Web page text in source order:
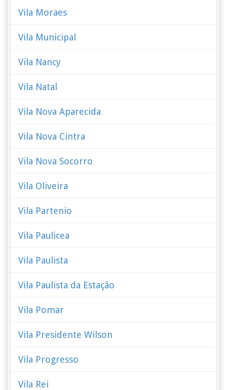
Vila Moraes
Vila Municipal
Vila Nancy
Vila Natal
Vila Nova Aparecida
Vila Nova Cintra
Vila Nova Socorro
Vila Oliveira
Vila Partenio
Vila Paulicea
Vila Paulista
Vila Paulista da Estação
Vila Pomar
Vila Presidente Wilson
Vila Progresso
Vila Rei